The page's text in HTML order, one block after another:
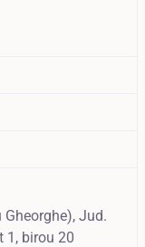
Jud.
1, birou 20